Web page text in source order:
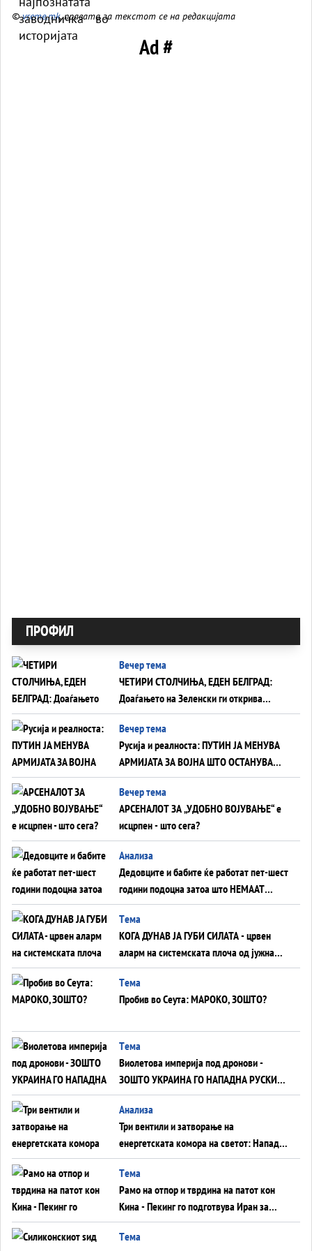
©vreme.mk, правата за текстот се на редакцијата
Ad #
ПРОФИЛ
Вечер тема
ЧЕТИРИ СТОЛЧИЊА, ЕДЕН БЕЛГРАД:
Доаѓањето на Зеленски ги открива
тајните на политиката на балансирање
на Вучиќ
Вечер тема
Русија и реалноста: ПУТИН ЈА МЕНУВА
АРМИЈАТА ЗА ВОЈНА ШТО ОСТАНУВА
БЕЗ ФРОНТ
Вечер тема
АРСЕНАЛОТ ЗА „УДОБНО ВОЈУВАЊЕ“ е
исцрпен - што сега?
Анализа
Дедовците и бабите ќе работат пет-шест
години подоцна затоа што НЕМААТ
ВНУЦИ ДА ГИ ЗАМЕНАТ
Tема
КОГА ДУНАВ ЈА ГУБИ СИЛАТА - црвен
аларм на системската плоча од јужна
Германија до Црното Море...
Tема
Пробив во Сеута: МАРОКО, ЗОШТО?
Tема
Виолетова империја под дронови -
ЗОШТО УКРАИНА ГО НАПАДНА РУСКИОТ
WILDBERRIES
Aнализа
Три вентили и затворање на
енергетската комора на светот: Нападот
во Суец најавува глобален енергетски
инфаркт?
Tема
Рамо на отпор и тврдина на патот кон
Кина - Пекинг го подготвува Иран за
американска копнена инвазија
Tема